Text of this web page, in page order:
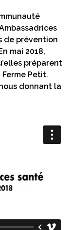
de prévention
mai 2018,
préparent
Petit.
donnant la